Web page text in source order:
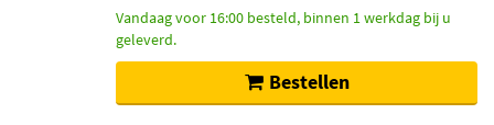
Vandaag voor 16:00 besteld, binnen 1 werkdag bij u
geleverd.
Bestellen